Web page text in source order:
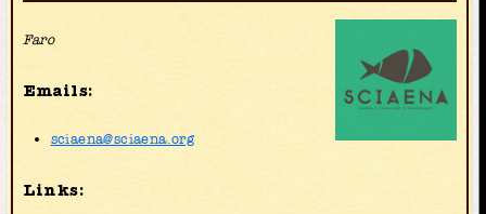
Faro
Emails:
sciaena@sciaena.org
Links: